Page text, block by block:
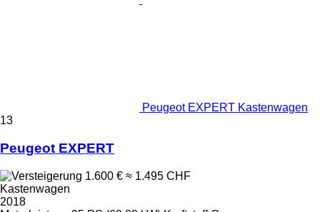
Peugeot EXPERT Kastenwagen
13
Peugeot EXPERT
1.600 € ≈ 1.495 CHF
Kastenwagen
2018